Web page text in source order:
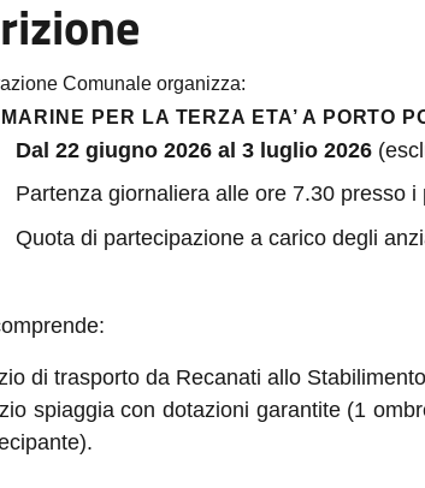
Comunale organizza:
PER LA TERZA ETA’ A PORTO
Dal 22 giugno 2026 al 3 luglio 2026
Partenza giornaliera alle ore 7.30 presso
Quota di partecipazione a carico degli
di trasporto da Recanati allo
spiaggia con dotazioni garantite (1